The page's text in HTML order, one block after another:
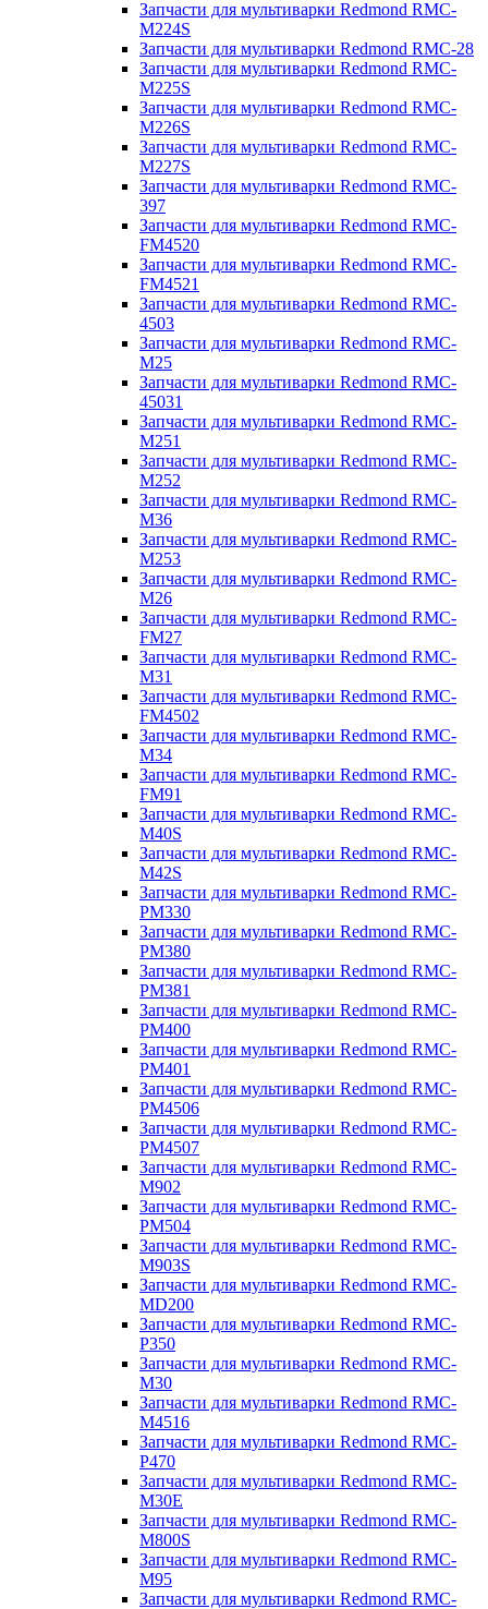
Запчасти для мультиварки Redmond RMC-
M224S
Запчасти для мультиварки Redmond RMC-28
Запчасти для мультиварки Redmond RMC-
M225S
Запчасти для мультиварки Redmond RMC-
M226S
Запчасти для мультиварки Redmond RMC-
M227S
Запчасти для мультиварки Redmond RMC-
397
Запчасти для мультиварки Redmond RMC-
FM4520
Запчасти для мультиварки Redmond RMC-
FM4521
Запчасти для мультиварки Redmond RMC-
4503
Запчасти для мультиварки Redmond RMC-
M25
Запчасти для мультиварки Redmond RMC-
45031
Запчасти для мультиварки Redmond RMC-
M251
Запчасти для мультиварки Redmond RMC-
M252
Запчасти для мультиварки Redmond RMC-
M36
Запчасти для мультиварки Redmond RMC-
M253
Запчасти для мультиварки Redmond RMC-
M26
Запчасти для мультиварки Redmond RMC-
FM27
Запчасти для мультиварки Redmond RMC-
M31
Запчасти для мультиварки Redmond RMC-
FM4502
Запчасти для мультиварки Redmond RMC-
M34
Запчасти для мультиварки Redmond RMC-
FM91
Запчасти для мультиварки Redmond RMC-
M40S
Запчасти для мультиварки Redmond RMC-
M42S
Запчасти для мультиварки Redmond RMC-
PM330
Запчасти для мультиварки Redmond RMC-
PM380
Запчасти для мультиварки Redmond RMC-
PM381
Запчасти для мультиварки Redmond RMC-
PM400
Запчасти для мультиварки Redmond RMC-
PM401
Запчасти для мультиварки Redmond RMC-
PM4506
Запчасти для мультиварки Redmond RMC-
PM4507
Запчасти для мультиварки Redmond RMC-
M902
Запчасти для мультиварки Redmond RMC-
PM504
Запчасти для мультиварки Redmond RMC-
M903S
Запчасти для мультиварки Redmond RMC-
MD200
Запчасти для мультиварки Redmond RMC-
P350
Запчасти для мультиварки Redmond RMC-
M30
Запчасти для мультиварки Redmond RMC-
M4516
Запчасти для мультиварки Redmond RMC-
P470
Запчасти для мультиварки Redmond RMC-
M30E
Запчасти для мультиварки Redmond RMC-
M800S
Запчасти для мультиварки Redmond RMC-
M95
Запчасти для мультиварки Redmond RMC-